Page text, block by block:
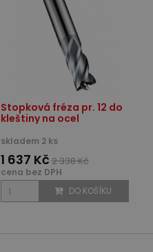
Stopková fréza pr. 12 do
kleštiny na ocel
skladem 2 ks
1 637 Kč2 338 Kč
cena bez DPH
DO KOŠÍKU